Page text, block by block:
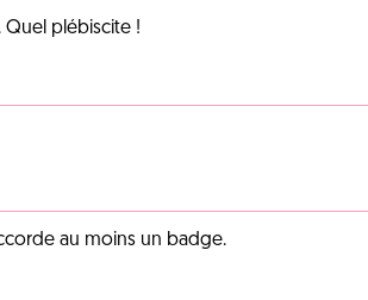
Quel plébiscite !
au moins un badge.